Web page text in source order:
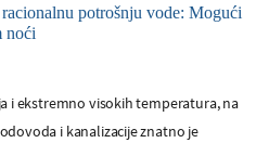
potrošnju vode: Mogući
noći
i ekstremno visokih temperatura, na
i kanalizacije znatno je